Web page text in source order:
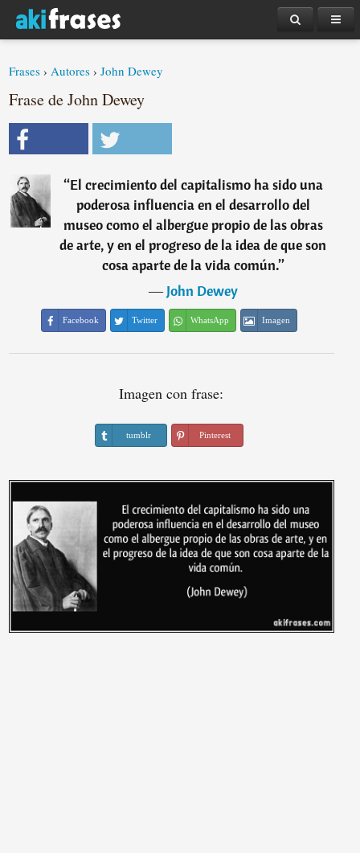
Frases ›Autores ›John Dewey
Frase de John Dewey
“El crecimiento del capitalismo ha sido una
poderosa influencia en el desarrollo del
museo como el albergue propio de las obras
de arte, y en el progreso de la idea de que son
cosa aparte de la vida común.”
―John Dewey
Facebook Twitter WhatsApp Imagen
Imagen con frase:
tumblr Pinterest